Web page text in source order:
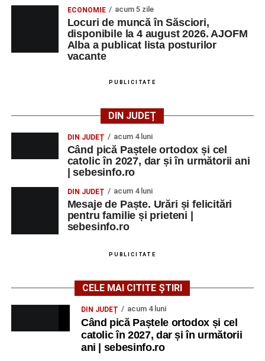
ECONOMIE acum 5 zile
Locuri de muncă în Săsciori,
disponibile la 4 august 2026. AJOFM
Alba a publicat lista posturilor
vacante
PUBLICITATE
DIN JUDEȚ
DIN JUDEȚ acum 4 luni
Când pică Paștele ortodox și cel
catolic în 2027, dar și în următorii ani
| sebesinfo.ro
DIN JUDEȚ acum 4 luni
Mesaje de Paște. Urări și felicitări
pentru familie și prieteni |
sebesinfo.ro
PUBLICITATE
CELE MAI CITITE ȘTIRI
DIN JUDEȚ acum 4 luni
Când pică Paștele ortodox și cel
catolic în 2027, dar și în următorii
ani | sebesinfo.ro